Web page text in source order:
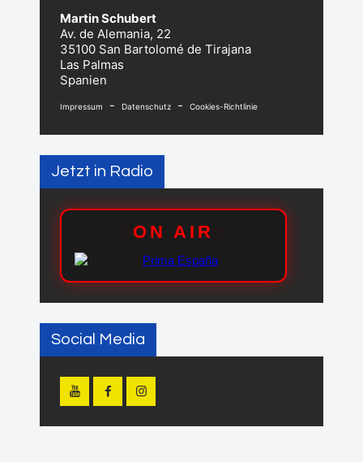
Martin Schubert
Av. de Alemania, 22
35100 San Bartolomé de Tirajana
Las Palmas
Spanien
Impressum - Datenschutz - Cookies-Richtlinie
Jetzt in Radio
Social Media